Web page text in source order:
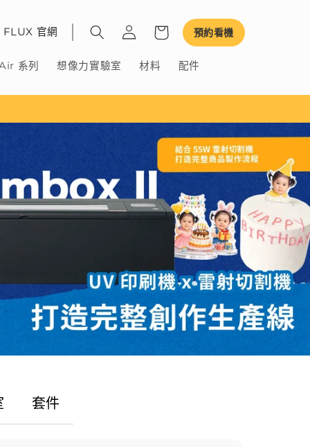
系列 想像力實驗室 材料 配件
FLUX 官網 預約看機
套件